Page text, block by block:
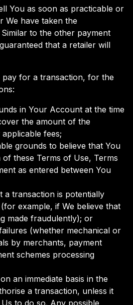
You as soon as practicable or
We have taken the
to the other payment
that a retailer will
pay for a transaction, for the
in Your Account at the time
the amount of the
fees;
grounds to believe that You
these Terms of Use, Terms
as entered between You
a transaction is potentially
example, if We believe that
made fraudulently); or
(whether mechanical or
by merchants, payment
schemes processing
an immediate basis in the
a transaction, unless it
to do so. Any possible